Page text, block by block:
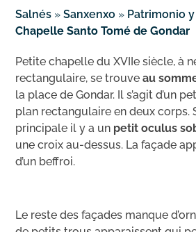
Salnés »Sanxenxo » Patrimonio
Chapelle Santo Tomé de Gondar
Petite chapelle du XVIIe siècle, à
rectangulaire, se trouveau
la place de Gondar. Il s’agit d’un
plan rectangulaire en deux corps.
principale il y a un petit oculus
une croix au-dessus. La façade
d’un beffroi.
Le reste des façades manque